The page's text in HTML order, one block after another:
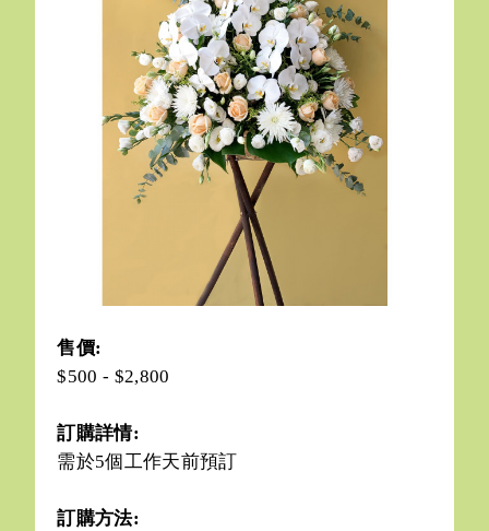
售價:
$500 - $2,800
訂購詳情:
需於5個工作天前預訂
訂購方法: